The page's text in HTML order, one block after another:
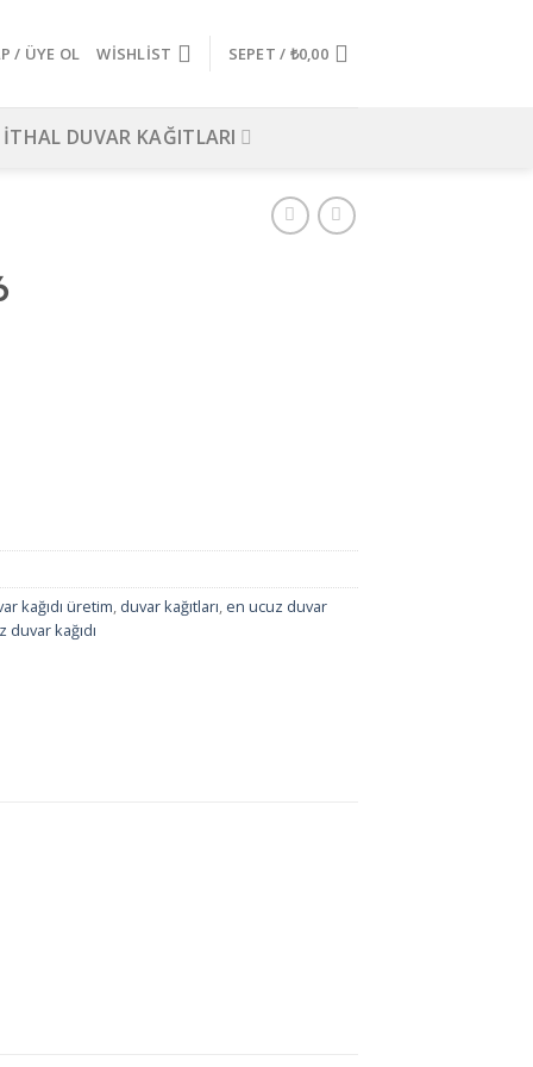
/ ÜYE OL WISHLIST SEPET / ₺0,00
İTHAL DUVAR KAĞITLARI
kağıdı üretim, duvar kağıtları, en ucuz duvar
duvar kağıdı